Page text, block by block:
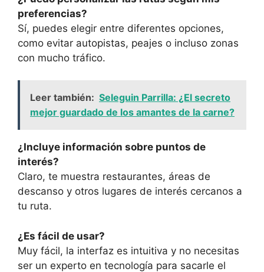
preferencias?
Sí, puedes elegir entre diferentes opciones,
como evitar autopistas, peajes o incluso zonas
con mucho tráfico.
Leer también: Seleguin Parrilla: ¿El secreto
mejor guardado de los amantes de la carne?
¿Incluye información sobre puntos de
interés?
Claro, te muestra restaurantes, áreas de
descanso y otros lugares de interés cercanos a
tu ruta.
¿Es fácil de usar?
Muy fácil, la interfaz es intuitiva y no necesitas
ser un experto en tecnología para sacarle el